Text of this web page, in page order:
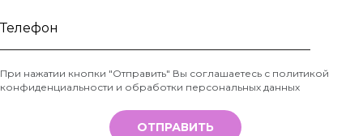
Ваше
Телефон
*
При нажатии кнопки "Отправить" Вы соглашаетесь с политикой
конфиденциальности и обработки персональных данных
ОТПРАВИТЬ